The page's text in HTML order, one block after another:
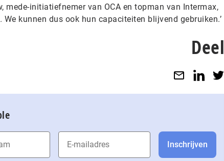
mede-initiatiefnemer van OCA en topman van Intermax,
We kunnen dus ook hun capaciteiten blijvend gebruiken.’
Deel